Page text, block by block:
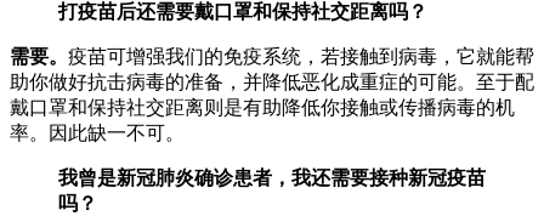
打疫苗后还需要戴口罩和保持社交距离吗？
需要。 疫苗可增强我们的免疫系统，若接触到病毒，它就能帮
助你做好抗击病毒的准备，并降低恶化成重症的可能。至于配
戴口罩和保持社交距离则是有助降低你接触或传播病毒的机
率。因此缺一不可。
我曾是新冠肺炎确诊患者，我还需要接种新冠疫苗
吗？